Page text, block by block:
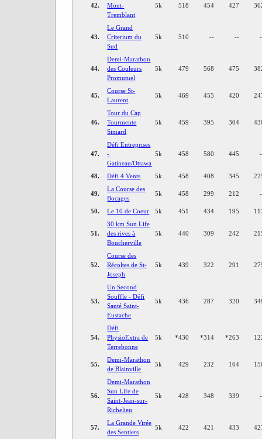
42.
Mont-
Tremblant
5k 518 454 427
43.
Le Grand
Criterium du
Sud
5k 510 -- --
44.
Demi-Marathon
des Couleurs
Promutuel
5k 479 568 475
45.
Course St-
Laurent
5k 469 455 420
46.
Tour du Cap
Tourmente
Simard
5k 459 395 304
47.
Défi Entreprises
-
Gatineau/Ottawa
5k 458 580 445
48. Défi 4 Vents 5k 458 408 345
49.
La Course des
Bocages
5k 458 299 212
50. Le 10 de Coeur 5k 451 434 195
51.
30 km Sun Life
des rives à
Boucherville
5k 440 309 242
52.
Course des
Récoltes de St-
Joseph
5k 439 322 291
53.
Un Second
Souffle - Défi
Santé Saint-
Eustache
5k 436 287 320
54.
Défi
PhysioExtra de
Terrebonne
5k *430 *314 *263
55.
Demi-Marathon
de Blainville
5k 429 232 164
56.
Demi-Marathon
Sun Life de
Saint-Jean-sur-
Richelieu
5k 428 348 339
57.
La Grande Virée
des Sentiers
5k 422 421 433